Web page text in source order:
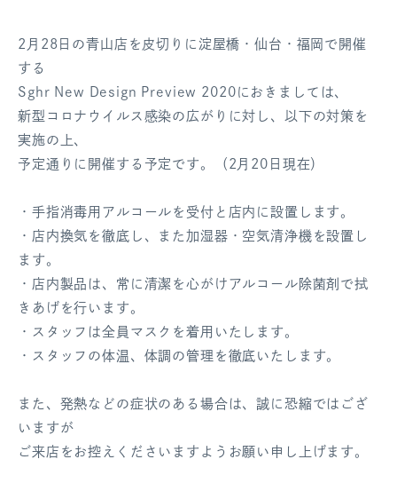
ポイント
お気に入り
2月28日の青山店を皮切りに淀屋橋・仙台・福岡で開催
する
Sghr New Design Preview 2020におきましては、
新型コロナウイルス感染の広がりに対し、以下の対策を
実施の上、
予定通りに開催する予定です。（2月20日現在）
・手指消毒用アルコールを受付と店内に設置します。
・店内換気を徹底し、また加湿器・空気清浄機を設置し
ます。
・店内製品は、常に清潔を心がけアルコール除菌剤で拭
きあげを行います。
・スタッフは全員マスクを着用いたします。
・スタッフの体温、体調の管理を徹底いたします。
また、発熱などの症状のある場合は、誠に恐縮ではござ
いますが
ご来店をお控えくださいますようお願い申し上げます。